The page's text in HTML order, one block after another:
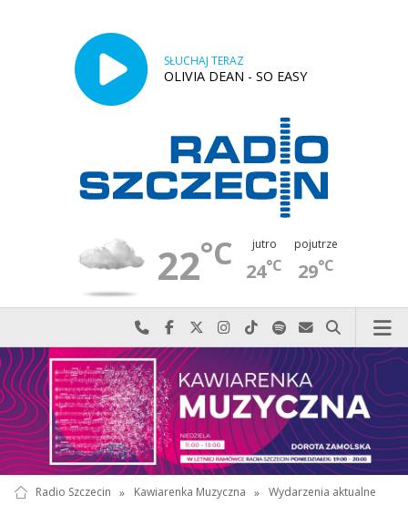
SŁUCHAJ TERAZ
OLIVIA DEAN - SO EASY
22°C jutro
24°C
pojutrze
29°C
Najlepiej po prostu do nas zadzwoń
Odwiedź nas na Facebook-u
Odwiedź nas na X
Odwiedź nas na Instagram-ie
Odwiedź nas na TikTok-u
Szukaj nas na Spotify
Wyślij do nas
Szukaj
Radio Szczecin » Kawiarenka Muzyczna » Wydarzenia aktualne